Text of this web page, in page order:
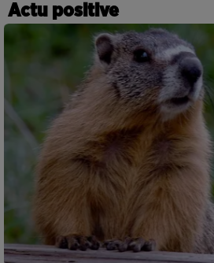
Actu positive